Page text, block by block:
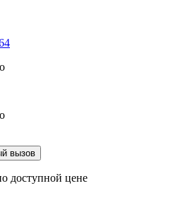
вызов
доступной цене